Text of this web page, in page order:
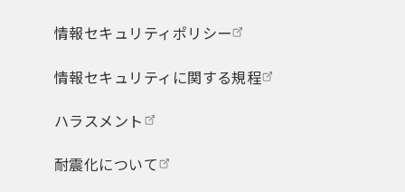
情報セキュリティポリシー
情報セキュリティに関する規程
ハラスメント
耐震化について